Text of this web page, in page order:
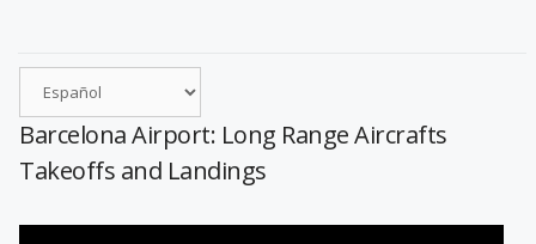
Barcelona Airport: Long Range Aircrafts
Takeoffs and Landings